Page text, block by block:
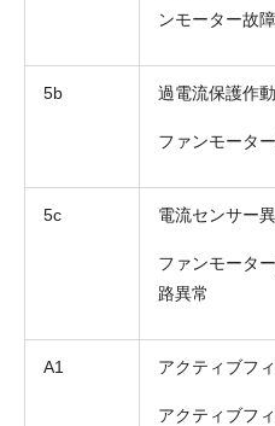
ンモーター故
5b 過電流保護作動
ファンモータ
5c 電流センサー
ファンモータ
路異常
A1 アクティブフ
アクティブフ